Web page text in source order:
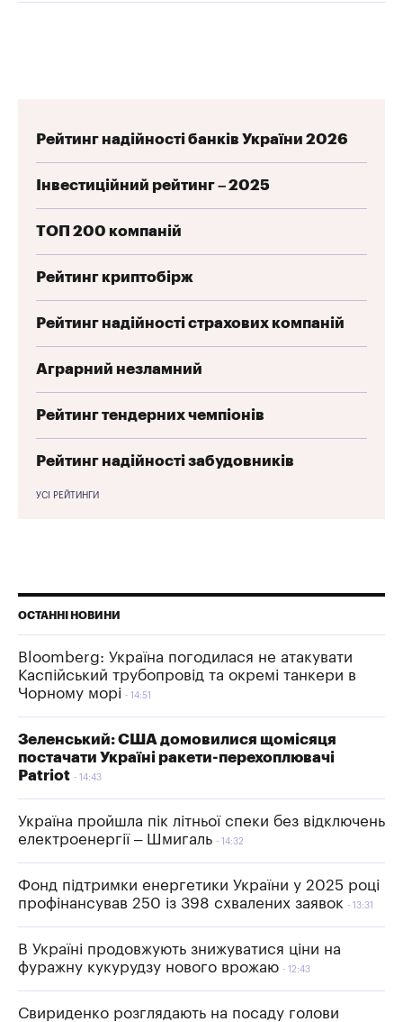
Рейтинг надійності банків України 2026
Інвестиційний рейтинг – 2025
ТОП 200 компаній
Рейтинг криптобірж
Рейтинг надійності страхових компаній
Аграрний незламний
Рейтинг тендерних чемпіонів
Рейтинг надійності забудовників
УСІ РЕЙТИНГИ
ОСТАННІ НОВИНИ
Bloomberg: Україна погодилася не атакувати
Каспійський трубопровід та окремі танкери в
Чорному морі
14:51
Зеленський: США домовилися щомісяця
постачати Україні ракети-перехоплювачі
Patriot
14:43
Україна пройшла пік літньої спеки без відключень
електроенергії – Шмигаль
14:32
Фонд підтримки енергетики України у 2025 році
профінансував 250 із 398 схвалених заявок
13:31
В Україні продовжують знижуватися ціни на
фуражну кукурудзу нового врожаю
12:43
Свириденко розглядають на посаду голови